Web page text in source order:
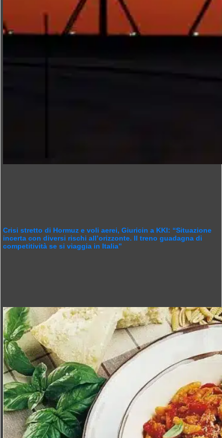
Crisi stretto di Hormuz e voli aerei, Giuricin a KKI: “Situazione
incerta con diversi rischi all’orizzonte. Il treno guadagna di
competitività se si viaggia in Italia”